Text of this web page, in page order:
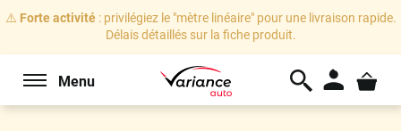
⚠️ Forte activité: privilégiez le "mètre linéaire" pour une livraison rapide.
Délais détaillés sur la fiche produit.
Menu